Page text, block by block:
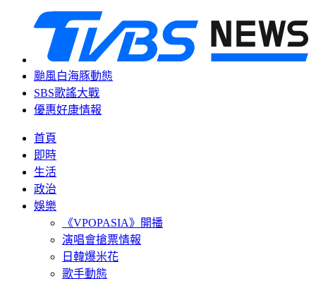
颱風白海豚動態
SBS歌謠大戰
優惠好康情報
首頁
即時
生活
政治
娛樂
《VPOPASIA》開播
演唱會搶票情報
日韓爆米花
歌手動態